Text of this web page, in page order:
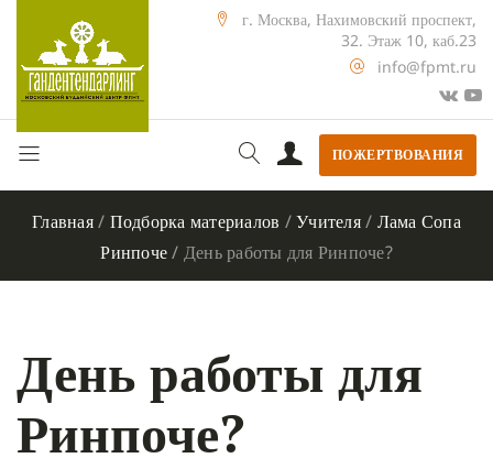
г. Москва, Нахимовский проспект,
32. Этаж 10, каб.23
info@fpmt.ru
ПОЖЕРТВОВАНИЯ
Главная/ Подборка материалов /Учителя/ Лама Сопа
Ринпоче/ День работы для Ринпоче?
День работы для
Ринпоче?